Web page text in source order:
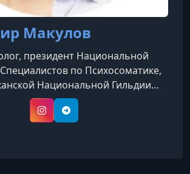
Макулов
президент Национальной
по Психосоматике,
Национальной Гильдии
книги «Регрессивная
по методу Владимира
InstagramTelegram